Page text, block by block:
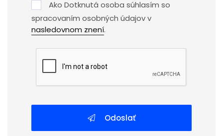
Ako Dotknutá osoba súhlasím so
spracovaním osobných údajov v
nasledovnom znení.
Odoslať